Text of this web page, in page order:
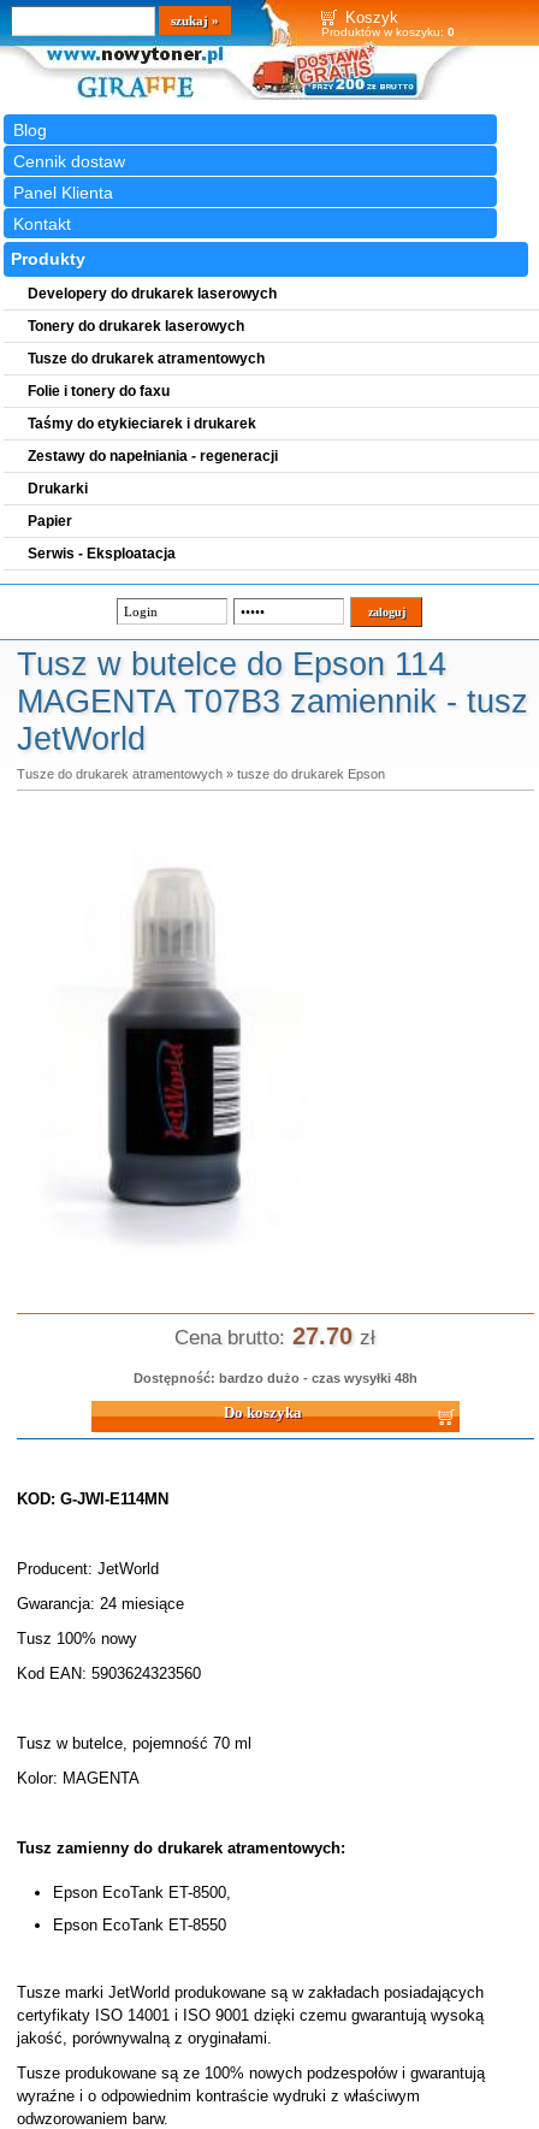
Koszyk
Produktów w koszyku: 0
Blog
Cennik dostaw
Panel Klienta
Kontakt
Wyszukiwarka
szukaj
Produkty
Developery do drukarek laserowych
Tonery do drukarek laserowych
Tusze do drukarek atramentowych
Folie i tonery do faxu
Taśmy do etykieciarek i drukarek
Zestawy do napełniania - regeneracji
Drukarki
Papier
Serwis - Eksploatacja
Tusz w butelce do Epson 114
MAGENTA T07B3 zamiennik - tusz
JetWorld
Tusze do drukarek atramentowych» tusze do drukarek Epson
Cena brutto: 27.70 zł
Dostępność: bardzo dużo - czas wysyłki 48h
Do koszyka
KOD: G-JWI-E114MN
Producent: JetWorld
Gwarancja: 24 miesiące
Tusz 100% nowy
Kod EAN: 5903624323560
Tusz w butelce, pojemność 70 ml
Kolor: MAGENTA
Tusz zamienny do drukarek atramentowych:
Epson EcoTank ET-8500,
Epson EcoTank ET-8550
Tusze marki JetWorld produkowane są w zakładach posiadających
certyfikaty ISO 14001 i ISO 9001 dzięki czemu gwarantują wysoką
jakość, porównywalną z oryginałami.
Tusze produkowane są ze 100% nowych podzespołów i gwarantują
wyraźne i o odpowiednim kontraście wydruki z właściwym
odwzorowaniem barw.